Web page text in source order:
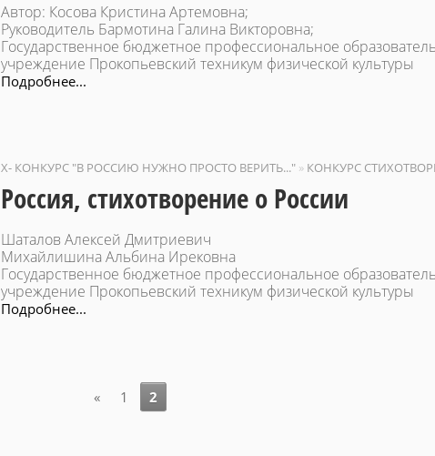
Автор: Косова Кристина Артемовна;
Руководитель Бармотина Галина Викторовна;
Государственное бюджетное профессиональное
учреждение Прокопьевский техникум физической культуры
Подробнее...
X- КОНКУРС "В РОССИЮ НУЖНО ПРОСТО ВЕРИТЬ..." » КОНКУРС
Россия, стихотворение о России
Шаталов Алексей Дмитриевич
Михайлишина Альбина Ирековна
Государственное бюджетное профессиональное
учреждение Прокопьевский техникум физической культуры
Подробнее...
« 1 2